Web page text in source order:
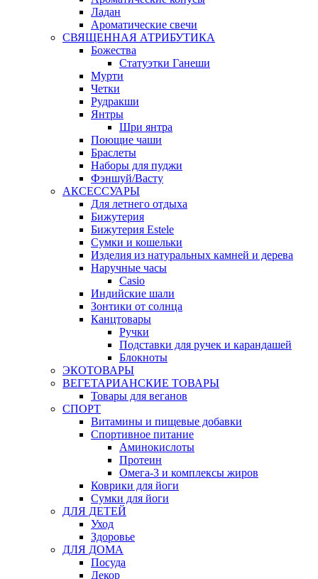
Ладан
Ароматические свечи
СВЯЩЕННАЯ АТРИБУТИКА
Божества
Статуэтки Ганеши
Мурти
Четки
Рудракши
Янтры
Шри янтра
Поющие чаши
Браслеты
Наборы для пуджи
Фэншуй/Васту
АКСЕССУАРЫ
Для летнего отдыха
Бижутерия
Бижутерия Estele
Сумки и кошельки
Изделия из натуральных камней и дерева
Наручные часы
Casio
Индийские шали
Зонтики от солнца
Канцтовары
Ручки
Подставки для ручек и карандашей
Блокноты
ЭКОТОВАРЫ
ВЕГЕТАРИАНСКИЕ ТОВАРЫ
Товары для веганов
СПОРТ
Витамины и пищевые добавки
Спортивное питание
Аминокислоты
Протеин
Омега-3 и комплексы жиров
Коврики для йоги
Сумки для йоги
ДЛЯ ДЕТЕЙ
Уход
Здоровье
ДЛЯ ДОМА
Посуда
Декор